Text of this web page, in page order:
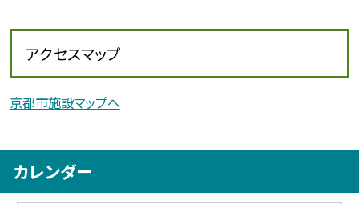
アクセスマップ
京都市施設マップへ
カレンダー